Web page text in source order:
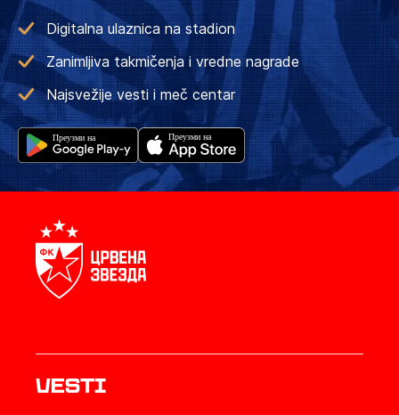
Digitalna ulaznica na stadion
Zanimljiva takmičenja i vredne nagrade
Najsvežije vesti i meč centar
Vesti